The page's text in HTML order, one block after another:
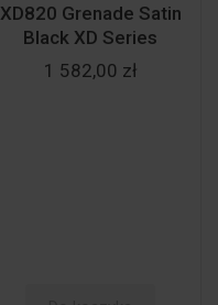
XD820 Grenade Satin
Black XD Series
1 582,00 zł